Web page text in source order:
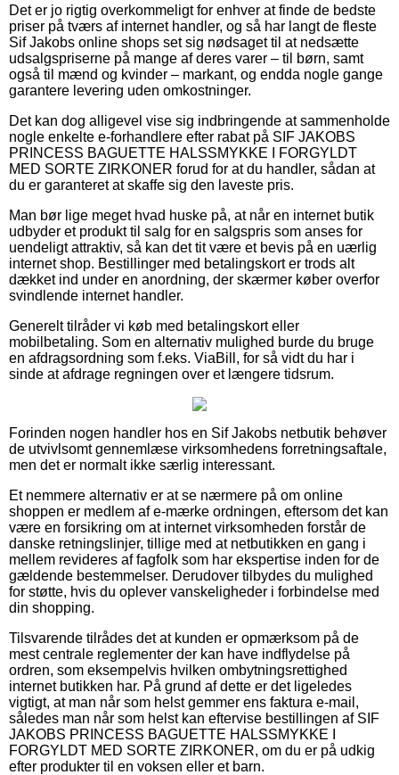
Det er jo rigtig overkommeligt for enhver at finde de bedste
priser på tværs af internet handler, og så har langt de fleste
Sif Jakobs online shops set sig nødsaget til at nedsætte
udsalgspriserne på mange af deres varer – til børn, samt
også til mænd og kvinder – markant, og endda nogle gange
garantere levering uden omkostninger.
Det kan dog alligevel vise sig indbringende at sammenholde
nogle enkelte e-forhandlere efter rabat på SIF JAKOBS
PRINCESS BAGUETTE HALSSMYKKE I FORGYLDT
MED SORTE ZIRKONER forud for at du handler, sådan at
du er garanteret at skaffe sig den laveste pris.
Man bør lige meget hvad huske på, at når en internet butik
udbyder et produkt til salg for en salgspris som anses for
uendeligt attraktiv, så kan det tit være et bevis på en uærlig
internet shop. Bestillinger med betalingskort er trods alt
dækket ind under en anordning, der skærmer køber overfor
svindlende internet handler.
Generelt tilråder vi køb med betalingskort eller
mobilbetaling. Som en alternativ mulighed burde du bruge
en afdragsordning som f.eks. ViaBill, for så vidt du har i
sinde at afdrage regningen over et længere tidsrum.
Forinden nogen handler hos en Sif Jakobs netbutik behøver
de utvivlsomt gennemlæse virksomhedens forretningsaftale,
men det er normalt ikke særlig interessant.
Et nemmere alternativ er at se nærmere på om online
shoppen er medlem af e-mærke ordningen, eftersom det kan
være en forsikring om at internet virksomheden forstår de
danske retningslinjer, tillige med at netbutikken en gang i
mellem revideres af fagfolk som har ekspertise inden for de
gældende bestemmelser. Derudover tilbydes du mulighed
for støtte, hvis du oplever vanskeligheder i forbindelse med
din shopping.
Tilsvarende tilrådes det at kunden er opmærksom på de
mest centrale reglementer der kan have indflydelse på
ordren, som eksempelvis hvilken ombytningsrettighed
internet butikken har. På grund af dette er det ligeledes
vigtigt, at man når som helst gemmer ens faktura e-mail,
således man når som helst kan eftervise bestillingen af SIF
JAKOBS PRINCESS BAGUETTE HALSSMYKKE I
FORGYLDT MED SORTE ZIRKONER, om du er på udkig
efter produkter til en voksen eller et barn.